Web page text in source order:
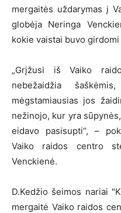
mergaitės uždarymas į
globėja Neringa
kokie vaistai buvo
„Grįžusi iš Vaiko
nebežaidžia
mėgstamiausias jos
nežinojo, kur yra
eidavo pasisupti“, –
Vaiko raidos centro
Venckienė.
D.Kedžio šeimos nariai
mergaitė Vaiko raidos